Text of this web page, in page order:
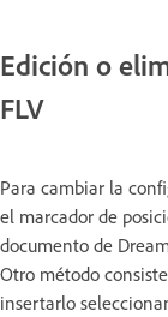
Edición o
FLV
Para cambiar la
el marcador de
documento de
Otro método
insertarlo